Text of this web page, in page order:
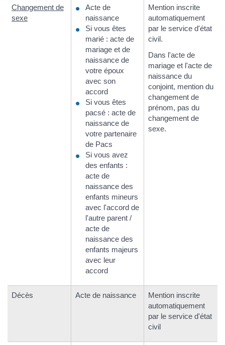
Changement de
sexe
Acte de
naissance
Si vous êtes
marié : acte de
mariage et de
naissance de
votre époux
avec son
accord
Si vous êtes
pacsé : acte de
naissance de
votre partenaire
de Pacs
Si vous avez
des enfants :
acte de
naissance des
enfants mineurs
avec l'accord de
l'autre parent /
acte de
naissance des
enfants majeurs
avec leur
accord
Mention inscrite
automatiquement
par le service d'état
civil.
Dans l'acte de
mariage et l'acte de
naissance du
conjoint, mention du
changement de
prénom, pas du
changement de
sexe.
Décès Acte de naissance
Mention inscrite
automatiquement
par le service d'état
civil